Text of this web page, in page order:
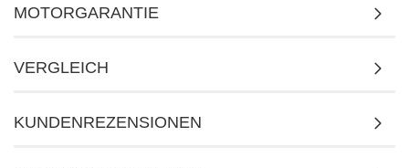
MOTORGARANTIE
VERGLEICH
KUNDENREZENSIONEN